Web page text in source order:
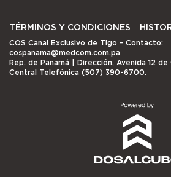
TÉRMINOS Y CONDICIONES
COS Canal Exclusivo de Tigo - Contacto:
cospanama@medcom.com.pa
Rep. de Panamá | Dirección, Avenida 12
Central Telefónica (507) 390-6700.